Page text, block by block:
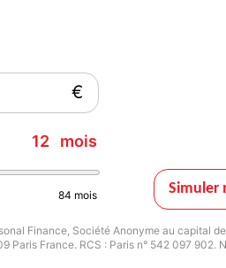
€
12 mois
84 mois Simuler
Finance, Société Anonyme au capital
Paris France. RCS : Paris n° 542 097 902.